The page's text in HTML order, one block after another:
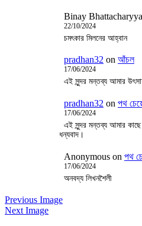
Binay Bhattacharyya
22/10/2024
চমৎকার মিলনের আহ্বান
pradhan32 on আঁচল
17/06/2024
এই সুন্দর মন্তব্য আমার
pradhan32 on পথ
17/06/2024
এই সুন্দর মন্তব্য আমার
ধন্যবাদ।
Anonymous on পথ
17/06/2024
অনবদ্য লিখনশৈলী
Previous Image
Next Image